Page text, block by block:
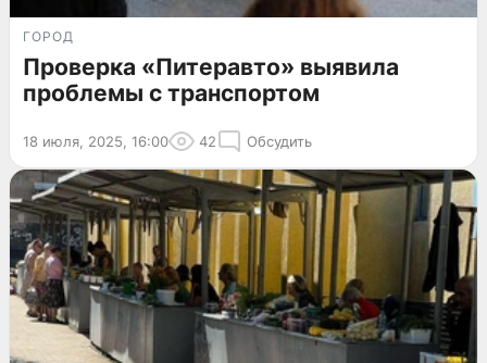
ГОРОД
Проверка «Питеравто» выявила
проблемы с транспортом
18 июля, 2025, 16:00 42 Обсудить